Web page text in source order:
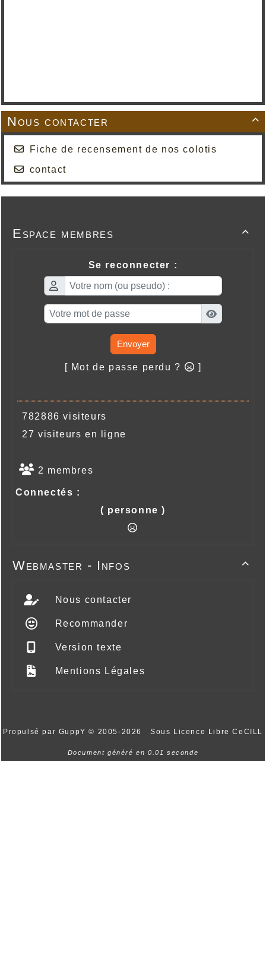

Nous contacter
Fiche de recensement de nos colotis
contact

Espace membres
Se reconnecter :
Envoyer
[ Mot de passe perdu ?
782886 visiteurs
27 visiteurs en ligne
2 membres
Connectés :
( personne )

Webmaster - Infos
Nous contacter
Recommander
Version texte
Mentions Légales
Propulsé par GuppY© 2005-2026 Sous Licence Libre CeCILL
Document généré en 0.01 seconde